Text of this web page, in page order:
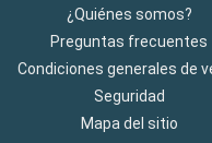
¿Quiénes somos?
Preguntas frecuentes
Condiciones generales de
Seguridad
Mapa del sitio